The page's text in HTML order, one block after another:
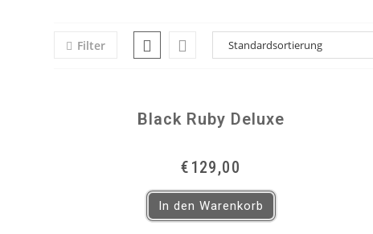
Filter
Black Ruby Deluxe
€ 129,00
In den Warenkorb